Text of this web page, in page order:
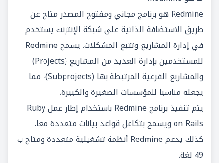
Redmine هو برنامج مجاني ومفتوح المصدر متاح عن
طريق الاستضافة الذاتية على شبكة الإنترنت يستخدم
في إدارة المشاريع وتتبع المشكلات. يسمح Redmine
للمستخدمين بإدارة العديد من المشاريع (Projects)
والمشاريع الفرعية المرتبطة بها (Subprojects)، مما
يجعله مناسبا للمؤسسات الصغيرة والكبيرة.
يتم تنفيذ برنامج Redmine باستخدام إطار عمل Ruby
on Rails ويسمح بتكامل قواعد بيانات متعددة معا.
كذلك يدعم Redmine أنظمة تشغيلية متعددة ومتاح ب
49 لغة.